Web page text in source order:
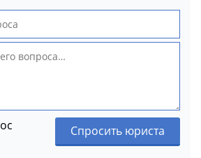
Спросить юриста